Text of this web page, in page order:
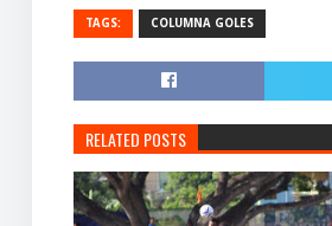
TAGS: COLUMNA GOLES
RELATED POSTS